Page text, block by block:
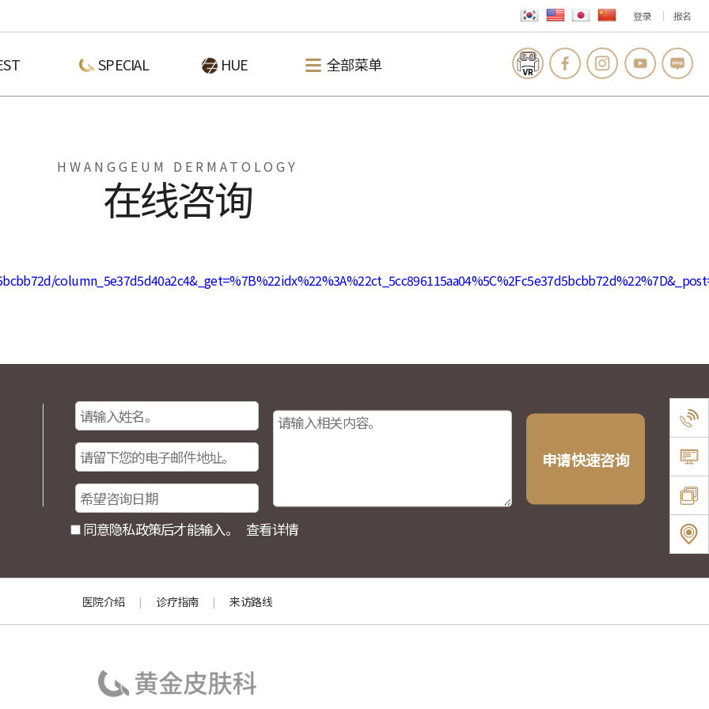
登录 报名
SPECIAL HUE 全部菜单
HWANGGEUM DERMATOLOGY
在线咨询
同意隐私政策后才能输入。 查看详情
医院介绍 | 诊疗指南 | 来访路线